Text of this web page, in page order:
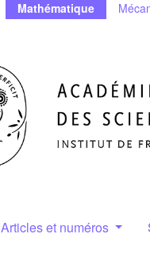
Mathématique
Articles et numéros